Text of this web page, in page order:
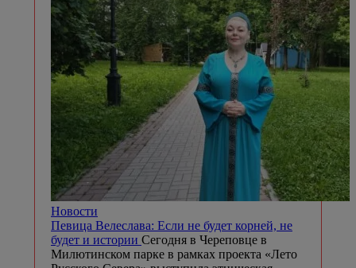
Новости
Певица Велеслава: Если не будет корней, не
будет и истории Сегодня в Череповце в
Милютинском парке в рамках проекта «Лето